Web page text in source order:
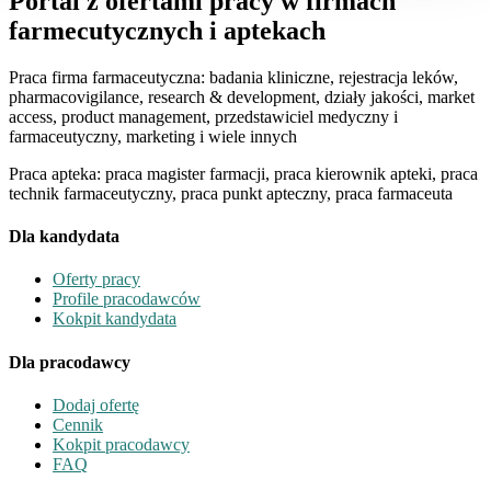
farmecutycznych i aptekach
Praca firma farmaceutyczna: badania kliniczne, rejestracja leków,
pharmacovigilance, research & development, działy jakości, market
access, product management, przedstawiciel medyczny i
farmaceutyczny, marketing i wiele innych
Praca apteka: praca magister farmacji, praca kierownik apteki, praca
technik farmaceutyczny, praca punkt apteczny, praca farmaceuta
Dla kandydata
Oferty pracy
Profile pracodawców
Kokpit kandydata
Dla pracodawcy
Dodaj ofertę
Cennik
Kokpit pracodawcy
FAQ